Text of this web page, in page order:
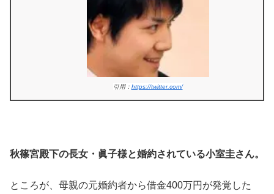
引用： https://twitter.com/
秋篠宮殿下の長女・眞子様と婚約されている小室圭さん。
ところが、母親の元婚約者から借金400万円が発覚した